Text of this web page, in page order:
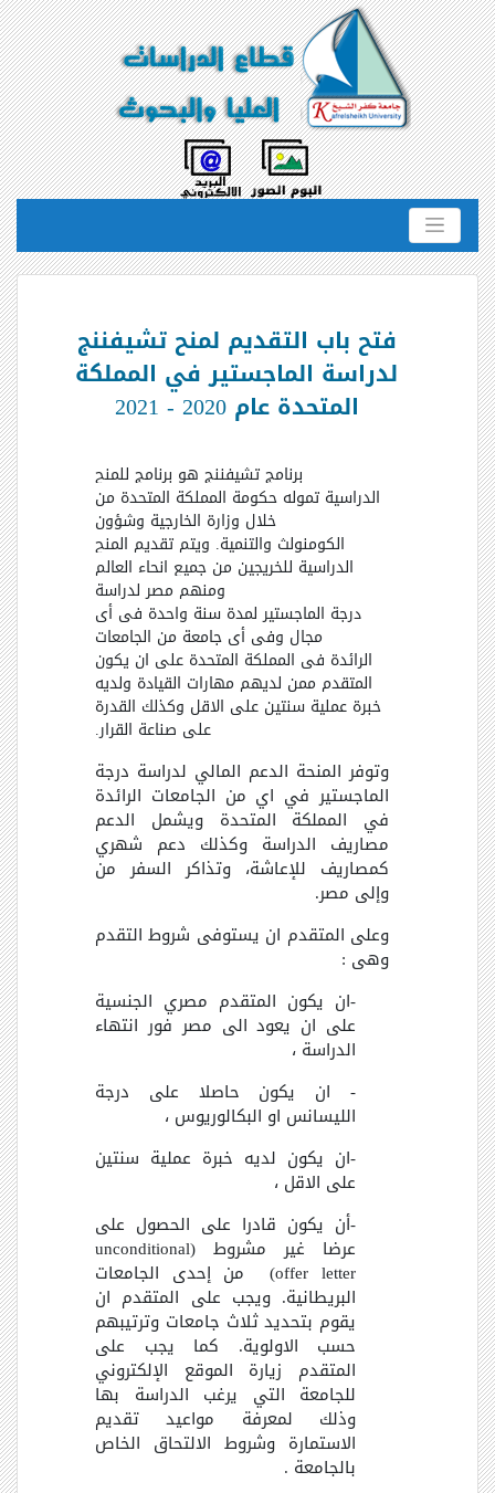
فتح باب التقديم لمنح تشيفننج
لدراسة الماجستير في المملكة
المتحدة عام 2020 - 2021
برنامج تشيفننج هو برنامج للمنح
الدراسية تموله حكومة المملكة المتحدة من
خلال وزارة الخارجية وشؤون
الكومنولث والتنمية. ويتم تقديم المنح
الدراسية للخريجين من جميع انحاء العالم
ومنهم مصر لدراسة
درجة الماجستير لمدة سنة واحدة في أي
مجال وفي أي جامعة من الجامعات
الرائدة في المملكة المتحدة على ان يكون
المتقدم ممن لديهم مهارات القيادة ولديه
خبرة عملية سنتين على الاقل وكذلك القدرة
على صناعة القرار.
وتوفر المنحة الدعم المالي لدراسة درجة
الماجستير في اي من الجامعات الرائدة
في المملكة المتحدة ويشمل الدعم
مصاريف الدراسة وكذلك دعم شهري
كمصاريف للإعاشة، وتذاكر السفر من
وإلى مصر.
وعلى المتقدم ان يستوفى شروط التقدم
وهى :
-ان يكون المتقدم مصري الجنسية
على ان يعود الى مصر فور انتهاء
الدراسة ،
- ان يكون حاصلا على درجة
الليسانس او البكالوريوس ،
-ان يكون لديه خبرة عملية سنتين
على الاقل ،
-أن يكون قادرا على الحصول على
عرضا غير مشروط (unconditional
offer letter) من إحدى الجامعات
البريطانية. ويجب على المتقدم ان
يقوم بتحديد ثلاث جامعات وترتيبهم
حسب الاولوية. كما يجب على
المتقدم زيارة الموقع الإلكتروني
للجامعة التي يرغب الدراسة بها
وذلك لمعرفة مواعيد تقديم
الاستمارة وشروط الالتحاق الخاص
بالجامعة .